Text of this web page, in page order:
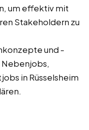
um effektiv mit
Stakeholdern zu
und -
in Rüsselsheim